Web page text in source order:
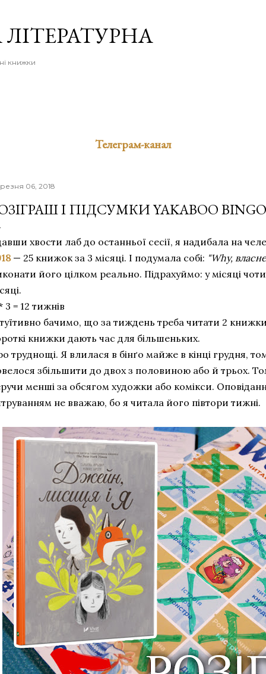
книжки
Телеграм-канал
06, 2018
І ПІДСУМКИ YAKABOO BINGO
хвости лаб до останньої сесії, я надибала на
— 25 книжок за 3 місяці. І подумала собі: "Why,
його цілком реально. Підрахуймо: у місяці
3 = 12 тижнів
бачимо, що за тиждень треба читати 2
книжки дають час для більшеньких.
труднощі. Я влилася в бінґо майже в кінці грудня,
збільшити до двох з половиною або й трьох.
менші за обсягом художки або комікси.
не вважаю, бо я читала його півтори тижні.